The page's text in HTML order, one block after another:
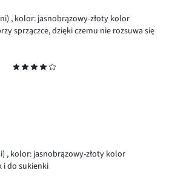
, kolor: jasnobrązowy-złoty kolor
sprzączce, dzięki czemu nie rozsuwa się
, kolor: jasnobrązowy-złoty kolor
i do sukienki